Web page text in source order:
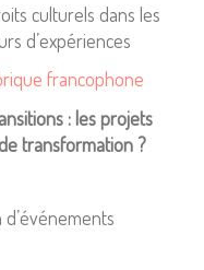
culturels dans les
d’expériences
francophone
: les projets
transformation ?
d’événements